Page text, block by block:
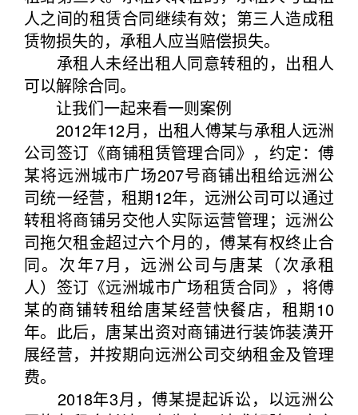
人之间的租赁合同继续有效；第三人造成租
赁物损失的，承租人应当赔偿损失。
承租人未经出租人同意转租的，出租人
可以解除合同。
让我们一起来看一则案例
2012年12月，出租人傅某与承租人远洲
公司签订《商铺租赁管理合同》，约定：傅
某将远洲城市广场207号商铺出租给远洲公
司统一经营，租期12年，远洲公司可以通过
转租将商铺另交他人实际运营管理；远洲公
司拖欠租金超过六个月的，傅某有权终止合
同。次年7月，远洲公司与唐某（次承租
人）签订《远洲城市广场租赁合同》，将傅
某的商铺转租给唐某经营快餐店，租期10
年。此后，唐某出资对商铺进行装饰装潢开
展经营，并按期向远洲公司交纳租金及管理
费。
2018年3月，傅某提起诉讼，以远洲公